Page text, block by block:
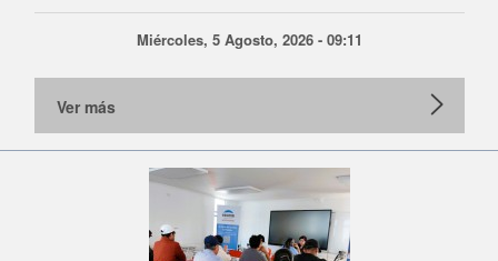
Miércoles, 5 Agosto, 2026 - 09:11
Ver más